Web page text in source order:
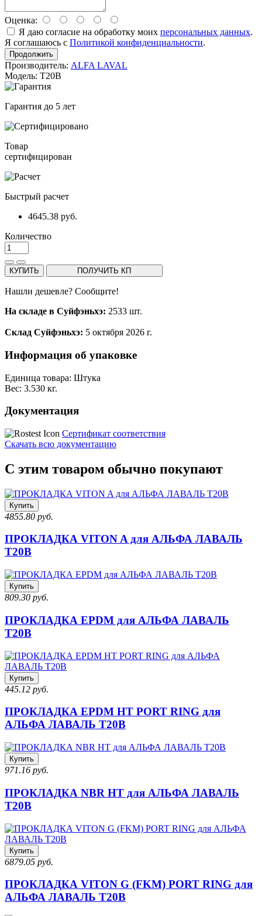
Оценка:
Я даю согласие на обработку моих персональных данных.
Я соглашаюсь с Политикой конфиденциальности.
Продолжить
Производитель: ALFA LAVAL
Модель: T20B
Гарантия до 5 лет
Товар
сертифицирован
Быстрый расчет
4645.38 руб.
Количество
КУПИТЬ ПОЛУЧИТЬ КП
Нашли дешевле? Сообщите!
На складе в Суйфэньхэ: 2533 шт.
Склад Суйфэньхэ: 5 октября 2026 г.
Информация об упаковке
Единица товара: Штука
Вес: 3.530 кг.
Документация
Сертификат соответствия
Скачать всю документацию
С этим товаром обычно покупают
Купить
4855.80 руб.
ПРОКЛАДКА VITON A для АЛЬФА ЛАВАЛЬ
T20B
Купить
809.30 руб.
ПРОКЛАДКА EPDM для АЛЬФА ЛАВАЛЬ
T20B
Купить
445.12 руб.
ПРОКЛАДКА EPDM HT PORT RING для
АЛЬФА ЛАВАЛЬ T20B
Купить
971.16 руб.
ПРОКЛАДКА NBR HT для АЛЬФА ЛАВАЛЬ
T20B
Купить
6879.05 руб.
ПРОКЛАДКА VITON G (FKM) PORT RING для
АЛЬФА ЛАВАЛЬ T20B